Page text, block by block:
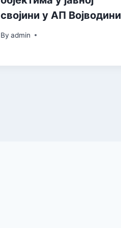
својини у АП Војводини
By admin